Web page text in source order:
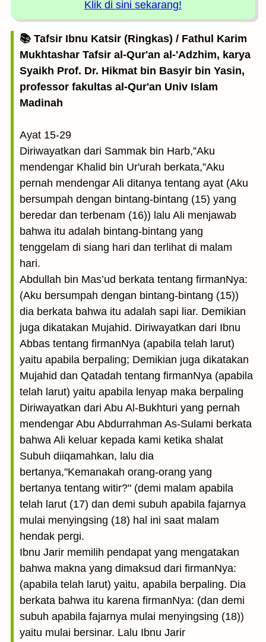
Klik di sini sekarang!
📚 Tafsir Ibnu Katsir (Ringkas) / Fathul Karim
Mukhtashar Tafsir al-Qur'an al-'Adzhim, karya
Syaikh Prof. Dr. Hikmat bin Basyir bin Yasin,
professor fakultas al-Qur'an Univ Islam
Madinah
Ayat 15-29
Diriwayatkan dari Sammak bin Harb,”Aku
mendengar Khalid bin Ur'urah berkata,”Aku
pernah mendengar Ali ditanya tentang ayat (Aku
bersumpah dengan bintang-bintang (15) yang
beredar dan terbenam (16)) lalu Ali menjawab
bahwa itu adalah bintang-bintang yang
tenggelam di siang hari dan terlihat di malam
hari.
Abdullah bin Mas’ud berkata tentang firmanNya:
(Aku bersumpah dengan bintang-bintang (15))
dia berkata bahwa itu adalah sapi liar. Demikian
juga dikatakan Mujahid. Diriwayatkan dari Ibnu
Abbas tentang firmanNya (apabila telah larut)
yaitu apabila berpaling; Demikian juga dikatakan
Mujahid dan Qatadah tentang firmanNya (apabila
telah larut) yaitu apabila lenyap maka berpaling
Diriwayatkan dari Abu Al-Bukhturi yang pernah
mendengar Abu Abdurrahman As-Sulami berkata
bahwa Ali keluar kepada kami ketika shalat
Subuh diiqamahkan, lalu dia
bertanya,"Kemanakah orang-orang yang
bertanya tentang witir?" (demi malam apabila
telah larut (17) dan demi subuh apabila fajarnya
mulai menyingsing (18) hal ini saat malam
hendak pergi.
Ibnu Jarir memilih pendapat yang mengatakan
bahwa makna yang dimaksud dari firmanNya:
(apabila telah larut) yaitu, apabila berpaling. Dia
berkata bahwa itu karena firmanNya: (dan demi
subuh apabila fajarnya mulai menyingsing (18))
yaitu mulai bersinar. Lalu Ibnu Jarir